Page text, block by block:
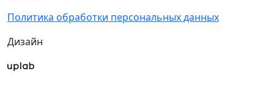
Политика обработки персональных данных
Дизайн